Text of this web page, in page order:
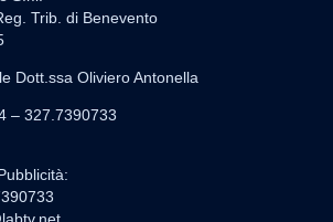
Trib. di Benevento
Dott.ssa Oliviero Antonella
– 327.7390733